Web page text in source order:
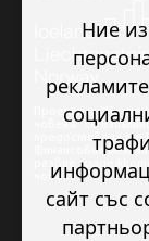
Проектът
човека” се
предоставена от
Финансовия
развие
човека.
Ние
сайт със